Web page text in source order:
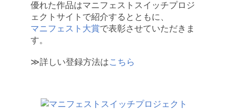
優れた作品はマニフェストスイッチプロジ
ェクトサイトで紹介するとともに、
マニフェスト大賞で表彰させていただきま
す。
≫詳しい登録方法はこちら